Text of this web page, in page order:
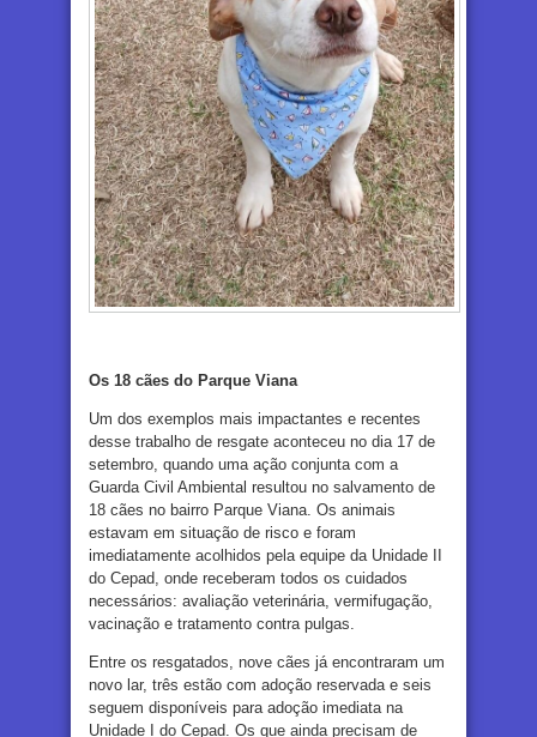
Os 18 cães do Parque Viana
Um dos exemplos mais impactantes e recentes
desse trabalho de resgate aconteceu no dia 17 de
setembro, quando uma ação conjunta com a
Guarda Civil Ambiental resultou no salvamento de
18 cães no bairro Parque Viana. Os animais
estavam em situação de risco e foram
imediatamente acolhidos pela equipe da Unidade II
do Cepad, onde receberam todos os cuidados
necessários: avaliação veterinária, vermifugação,
vacinação e tratamento contra pulgas.
Entre os resgatados, nove cães já encontraram um
novo lar, três estão com adoção reservada e seis
seguem disponíveis para adoção imediata na
Unidade I do Cepad. Os que ainda precisam de